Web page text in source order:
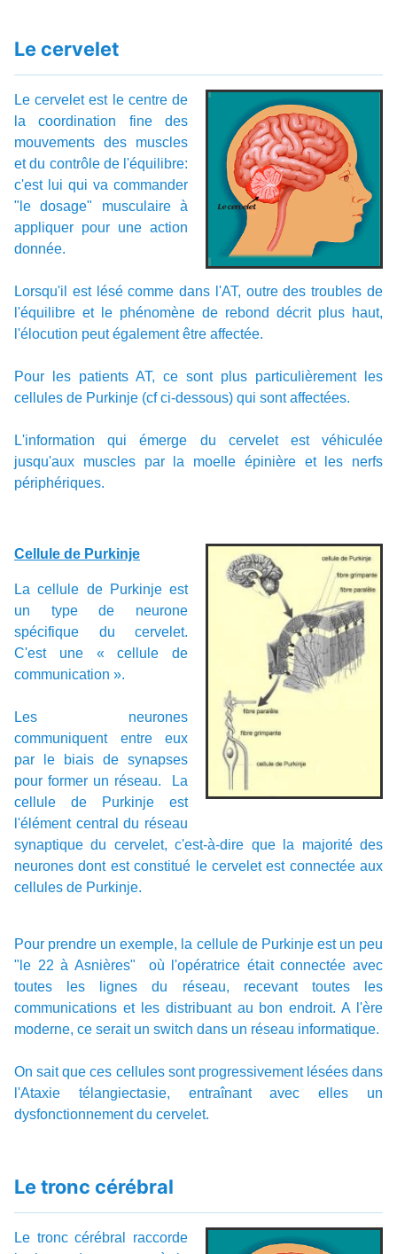
Le cervelet
Le cervelet est le centre de
la coordination fine des
mouvements des muscles
et du contrôle de l'équilibre:
c'est lui qui va commander
"le dosage" musculaire à
appliquer pour une action
donnée.
Lorsqu'il est lésé comme dans l'AT, outre des troubles de
l'équilibre et le phénomène de rebond décrit plus haut,
l'élocution peut également être affectée.
Pour les patients AT, ce sont plus particulièrement les
cellules de Purkinje (cf ci-dessous) qui sont affectées.
L'information qui émerge du cervelet est véhiculée
jusqu'aux muscles par la moelle épinière et les nerfs
périphériques.
Cellule de Purkinje
La cellule de Purkinje est
un type de neurone
spécifique du cervelet.
C'est une « cellule de
communication ».
Les neurones
communiquent entre eux
par le biais de synapses
pour former un réseau. La
cellule de Purkinje est
l'élément central du réseau
synaptique du cervelet, c'est-à-dire que la majorité des
neurones dont est constitué le cervelet est connectée aux
cellules de Purkinje.
Pour prendre un exemple, la cellule de Purkinje est un peu
"le 22 à Asnières" où l'opératrice était connectée avec
toutes les lignes du réseau, recevant toutes les
communications et les distribuant au bon endroit. A l'ère
moderne, ce serait un switch dans un réseau informatique.
On sait que ces cellules sont progressivement lésées dans
l'Ataxie télangiectasie, entraînant avec elles un
dysfonctionnement du cervelet.
Le tronc cérébral
Le tronc cérébral raccorde